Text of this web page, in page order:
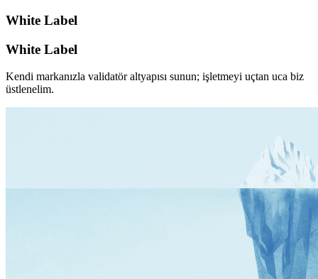
White Label
White Label
Kendi markanızla validatör altyapısı sunun; işletmeyi uçtan uca biz
üstlenelim.